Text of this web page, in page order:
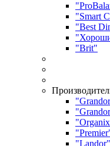
"Smart
"Best
"Brit"